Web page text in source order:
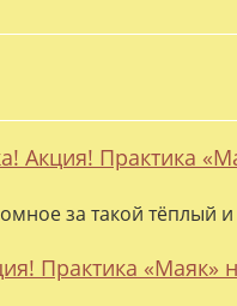
Акция! Практика
за такой тёплый
Практика «Маяк»